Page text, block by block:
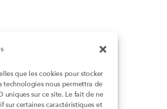
que les cookies pour stocker
technologies nous permettra de
sur ce site. Le fait de ne
sur certaines caractéristiques et